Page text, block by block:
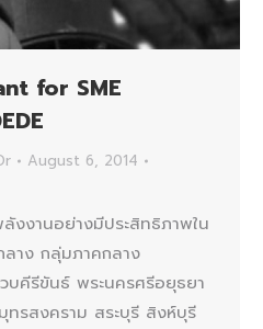
for SME
August 6, 2014
งงานอย่างมีประสิทธิภาพใน
ลาง กลุ่มภาคกลาง
บคีรีขันธ์ พระนครศรีอยุธยา
รสงคราม สระบุรี สิงห์บุรี